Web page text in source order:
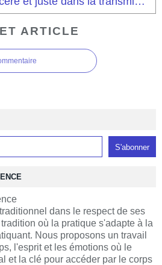
ARTICLE
dans le respect de ses
où la pratique s'adapte à la
Nous proposons un travail
l'esprit et les émotions où le
et la clé pour accéder par le corps